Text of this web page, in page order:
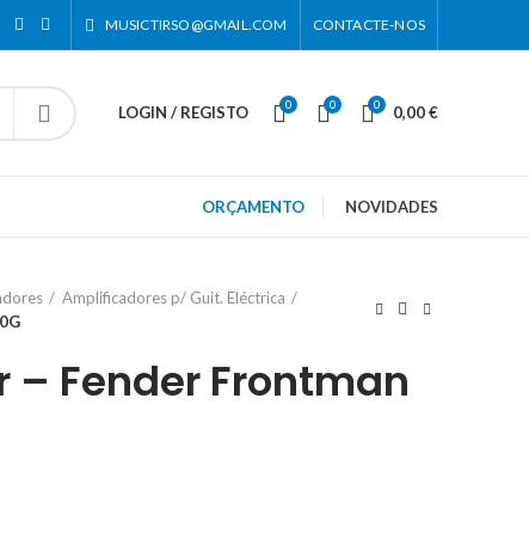
MUSICTIRSO@GMAIL.COM CONTACTE-NOS
LOGIN / REGISTO 0 0 0 0,00€
ORÇAMENTO NOVIDADES
Amplificadores p/ Guit. Eléctrica
Fender Frontman